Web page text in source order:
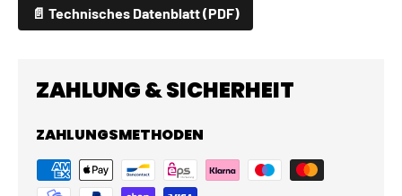
📄 Technisches Datenblatt (PDF)
ZAHLUNG & SICHERHEIT
ZAHLUNGSMETHODEN